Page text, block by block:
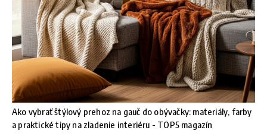
Ako vybrať štýlový prehoz na gauč do obývačky: materiály, farby
a praktické tipy na zladenie interiéru - TOP5 magazín